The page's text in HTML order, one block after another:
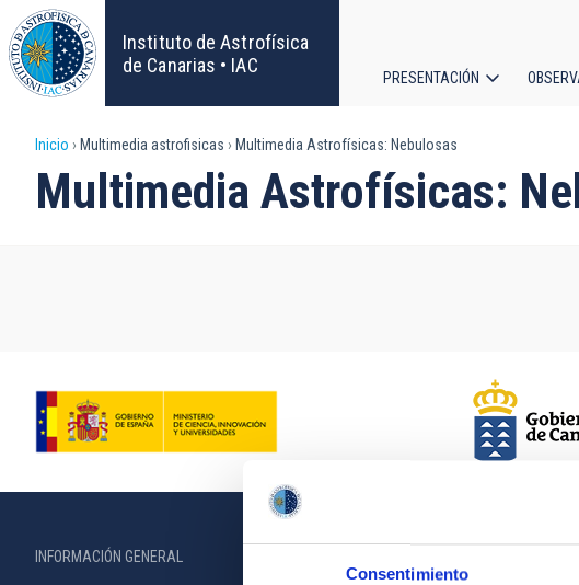
Consentimiento
Pasar
al
contenido
principal
Instituto de Astrofísica
de Canarias • IAC
principal
PRESENTACIÓN
Sobrescribir
enlaces
la
navegación
Inicio Multimedia astrofisicas Multimedia Astrofísicas: Nebulosas
Multimedia Astrofísicas:
INFORMACIÓN GENERAL